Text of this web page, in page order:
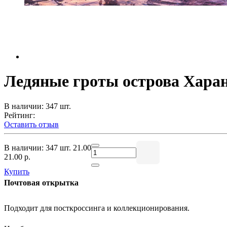
Ледяные гроты острова
В наличии: 347 шт.
Рейтинг:
Оставить отзыв
В наличии: 347 шт. 21.00
21.00 р.
Купить
Почтовая открытка
Подходит для посткроссинга и коллекционирования.